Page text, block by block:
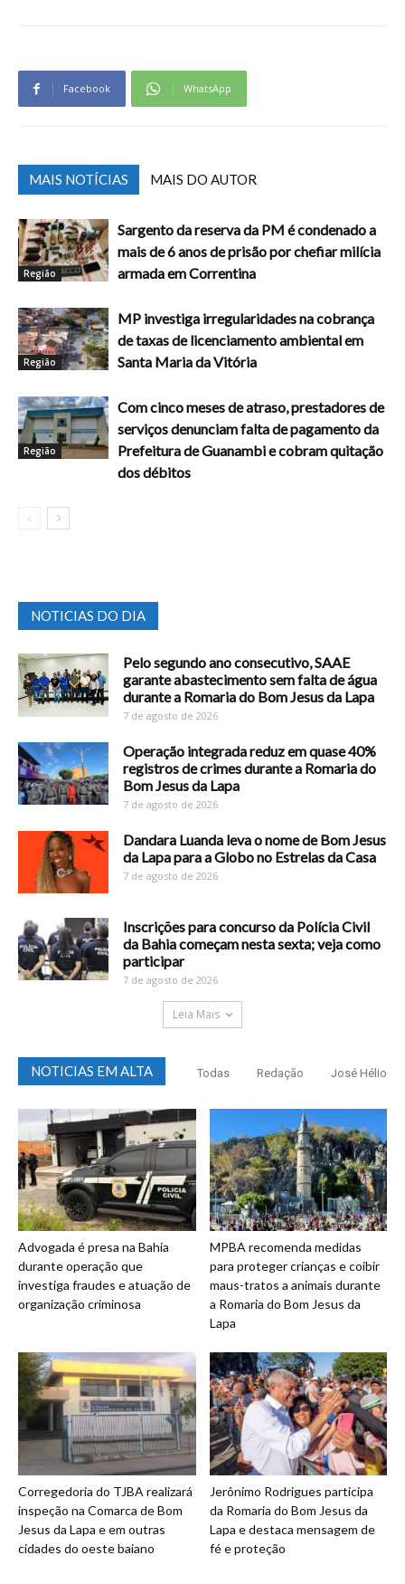
Facebook WhatsApp
MAIS NOTÍCIAS MAIS DO AUTOR
Região
Sargento da reserva da PM é condenado a
mais de 6 anos de prisão por chefiar milícia
armada em Correntina
Região
MP investiga irregularidades na cobrança
de taxas de licenciamento ambiental em
Santa Maria da Vitória
Região
Com cinco meses de atraso, prestadores de
serviços denunciam falta de pagamento da
Prefeitura de Guanambi e cobram quitação
dos débitos
NOTICIAS DO DIA
Pelo segundo ano consecutivo, SAAE
garante abastecimento sem falta de água
durante a Romaria do Bom Jesus da Lapa
7 de agosto de 2026
Operação integrada reduz em quase 40%
registros de crimes durante a Romaria do
Bom Jesus da Lapa
7 de agosto de 2026
Dandara Luanda leva o nome de Bom Jesus
da Lapa para a Globo no Estrelas da Casa
7 de agosto de 2026
Inscrições para concurso da Polícia Civil
da Bahia começam nesta sexta; veja como
participar
7 de agosto de 2026
Leia Mais
NOTICIAS EM ALTA Todas Redação José Hélio
Advogada é presa na Bahia
durante operação que
investiga fraudes e atuação de
organização criminosa
MPBA recomenda medidas
para proteger crianças e coibir
maus-tratos a animais durante
a Romaria do Bom Jesus da
Lapa
Corregedoria do TJBA realizará
inspeção na Comarca de Bom
Jesus da Lapa e em outras
cidades do oeste baiano
Jerônimo Rodrigues participa
da Romaria do Bom Jesus da
Lapa e destaca mensagem de
fé e proteção